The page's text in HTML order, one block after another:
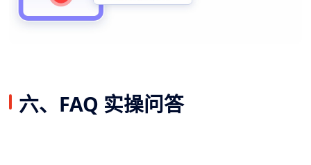
六、FAQ 实操问答